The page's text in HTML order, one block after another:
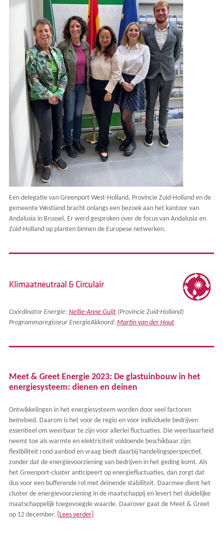
Een delegatie van Greenport West-Holland, Provincie Zuid-Holland en de
gemeente Westland bracht onlangs een bezoek aan het kantoor van
Andalusia in Brussel. Er werd gesproken over de focus van Andalusia en
Zuid-Holland op planten binnen de Europese netwerken.
Coördinator Energie: Nellie-Anne Guijt (Provincie Zuid-Holland)
Programmaregisseur EnergieAkkoord: Martin van der Hout
Meet & Greet Energie 2023: De glastuinbouw in het
energiesysteem: dienen en deinen
Ontwikkelingen in het energiesysteem worden door veel factoren
beïnvloed. Daarom is het voor de regio en voor individuele bedrijven
essentieel om weerbaar te zijn voor allerlei fluctuaties. Die weerbaarheid
neemt toe als warmte en elektriciteit voldoende beschikbaar zijn:
flexibiliteit rond aanbod en vraag biedt daarbij handelingsperspectief,
zonder dat de energievoorziening van bedrijven in het geding komt. Als
het Greenport-cluster anticipeert op energiefluctuaties, dan zorgt dat
dus voor een bufferende rol met deinende stabiliteit. Daarmee dient het
cluster de energievoorziening in de maatschappij en levert het duidelijke
maatschappelijk toegevoegde waarde. Daarover gaat de Meet & Greet
op 12 december. [Lees verder]